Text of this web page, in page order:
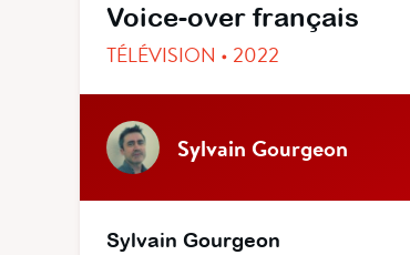
Voice-over français
TÉLÉVISION • 2022
Sylvain Gourgeon
Sylvain Gourgeon